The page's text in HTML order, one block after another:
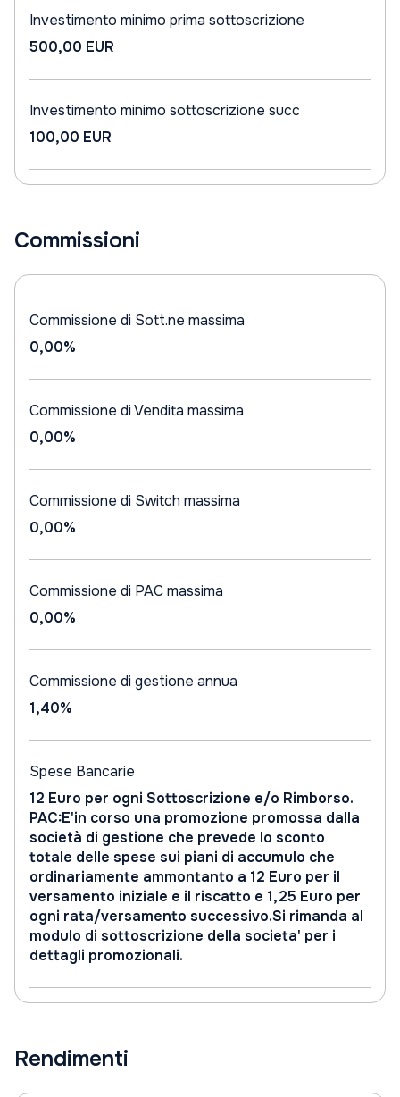
Investimento minimo prima sottoscrizione
500,00 EUR
Investimento minimo sottoscrizione succ
100,00 EUR
Commissioni
Commissione di Sott.ne massima
0,00%
Commissione di Vendita massima
0,00%
Commissione di Switch massima
0,00%
Commissione di PAC massima
0,00%
Commissione di gestione annua
1,40%
Spese Bancarie
12 Euro per ogni Sottoscrizione e/o Rimborso.
PAC:E'in corso una promozione promossa dalla
società di gestione che prevede lo sconto
totale delle spese sui piani di accumulo che
ordinariamente ammontanto a 12 Euro per il
versamento iniziale e il riscatto e 1,25 Euro per
ogni rata/versamento successivo.Si rimanda al
modulo di sottoscrizione della societa' per i
dettagli promozionali.
Rendimenti